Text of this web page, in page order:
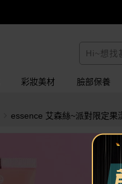
小
彩妝美材 臉部保養
essence 艾森絲~派對限定果